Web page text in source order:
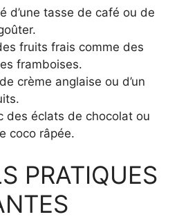
d’une tasse de café ou de
fruits frais comme des
framboises.
crème anglaise ou d’un
des éclats de chocolat ou
coco râpée.
PRATIQUES